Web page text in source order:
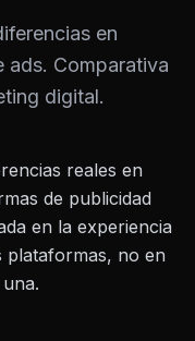
en
ads. Comparativa
digital.
reales en
de publicidad
en la experiencia
plataformas, no en